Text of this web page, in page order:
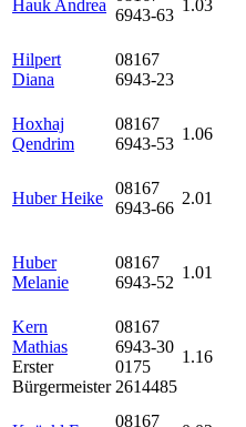
Hauk Andrea
6943-63
1.03
Hilpert
Diana
08167
6943-23
Hoxhaj
Qendrim
08167
6943-53
1.06
Huber Heike
08167
6943-66
2.01
Huber
Melanie
08167
6943-52
1.01
Kern
Mathias
Erster
Bürgermeister
08167
6943-30
0175
2614485
1.16
08167